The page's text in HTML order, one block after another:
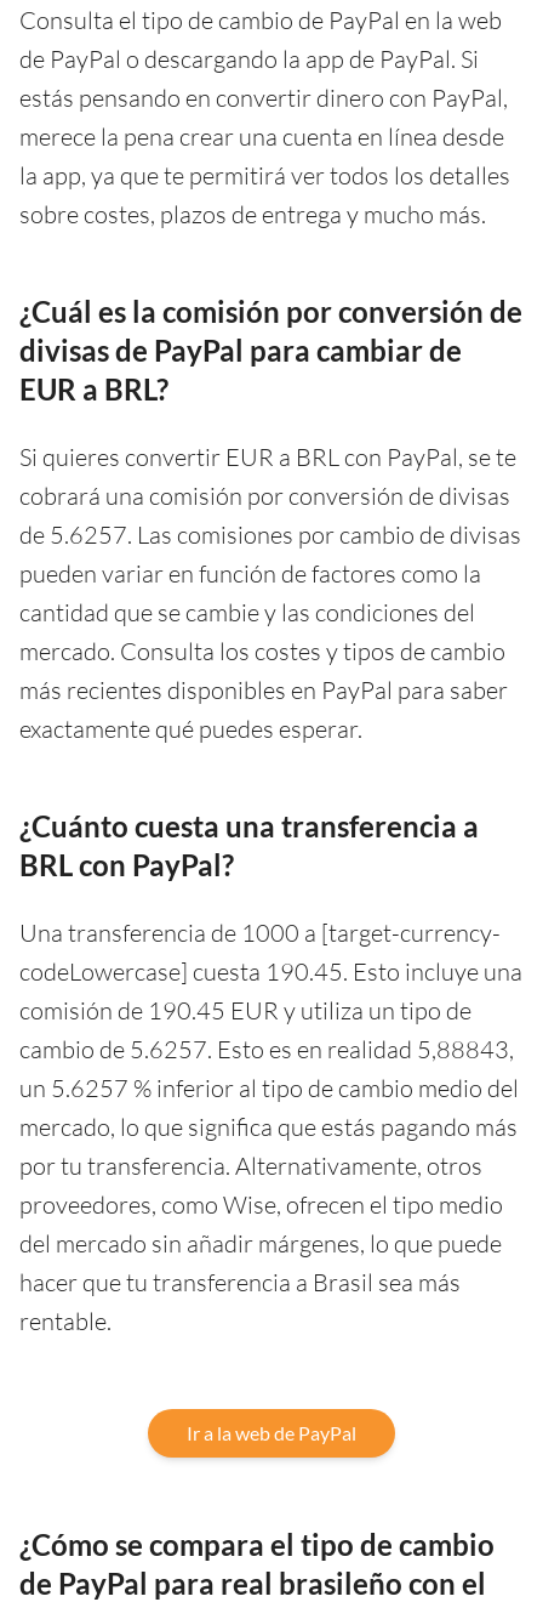
Consulta el tipo de cambio de PayPal en la web
de PayPal o descargando la app de PayPal. Si
estás pensando en convertir dinero con PayPal,
merece la pena crear una cuenta en línea desde
la app, ya que te permitirá ver todos los detalles
sobre costes, plazos de entrega y mucho más.
¿Cuál es la comisión por conversión de
divisas de PayPal para cambiar de
EUR a BRL?
Si quieres convertir EUR a BRL con PayPal, se te
cobrará una comisión por conversión de divisas
de 5.6257. Las comisiones por cambio de divisas
pueden variar en función de factores como la
cantidad que se cambie y las condiciones del
mercado. Consulta los costes y tipos de cambio
más recientes disponibles en PayPal para saber
exactamente qué puedes esperar.
¿Cuánto cuesta una transferencia a
BRL con PayPal?
Una transferencia de 1000 a [target-currency-
codeLowercase] cuesta 190.45. Esto incluye una
comisión de 190.45 EUR y utiliza un tipo de
cambio de 5.6257. Esto es en realidad 5,88843,
un 5.6257 % inferior al tipo de cambio medio del
mercado, lo que significa que estás pagando más
por tu transferencia. Alternativamente, otros
proveedores, como Wise, ofrecen el tipo medio
del mercado sin añadir márgenes, lo que puede
hacer que tu transferencia a Brasil sea más
rentable.
Ir a la web de PayPal
¿Cómo se compara el tipo de cambio
de PayPal para real brasileño con el